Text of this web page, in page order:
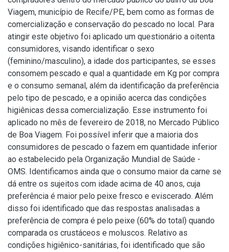
Viagem, município de Recife/PE, bem como as formas de
comercialização e conservação do pescado no local. Para
atingir este objetivo foi aplicado um questionário a oitenta
consumidores, visando identificar o sexo
(feminino/masculino), a idade dos participantes, se esses
consomem pescado e qual a quantidade em Kg por compra
e o consumo semanal, além da identificação da preferência
pelo tipo de pescado, e a opinião acerca das condições
higiênicas dessa comercialização. Esse instrumento foi
aplicado no mês de fevereiro de 2018, no Mercado Público
de Boa Viagem. Foi possível inferir que a maioria dos
consumidores de pescado o fazem em quantidade inferior
ao estabelecido pela Organização Mundial de Saúde -
OMS. Identificamos ainda que o consumo maior da carne se
dá entre os sujeitos com idade acima de 40 anos, cuja
preferência é maior pelo peixe fresco e eviscerado. Além
disso foi identificado que das respostas analisadas a
preferência de compra é pelo peixe (60% do total) quando
comparada os crustáceos e moluscos. Relativo as
condições higiênico-sanitárias, foi identificado que são